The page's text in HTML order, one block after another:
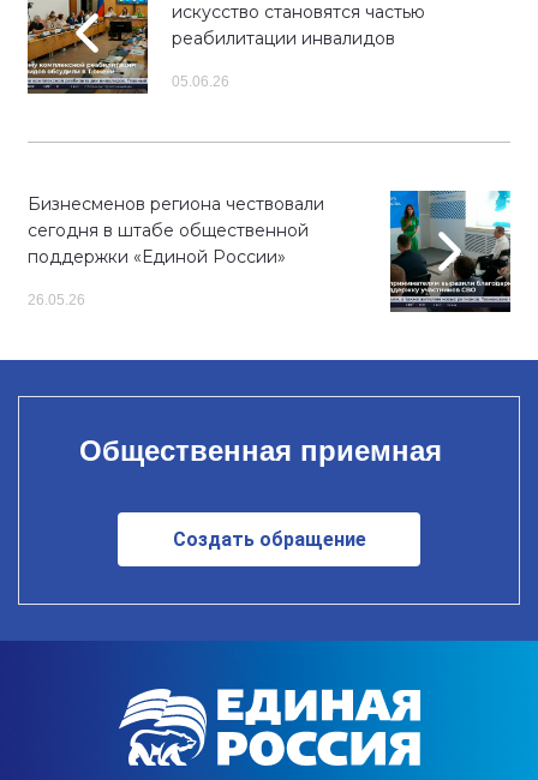
искусство становятся частью
реабилитации инвалидов
05.06.26
Бизнесменов региона чествовали
сегодня в штабе общественной
поддержки «Единой России»
26.05.26
Общественная приемная
Создать обращение